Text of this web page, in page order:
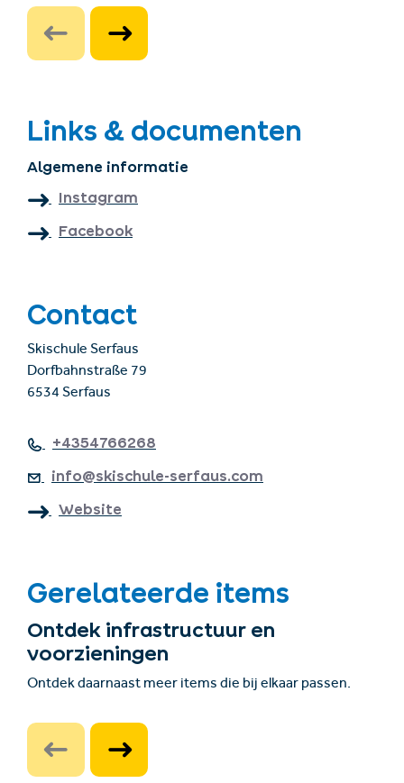
Links & documenten
Algemene informatie
Instagram
Facebook
Contact
Skischule Serfaus
Dorfbahnstraße 79
6534 Serfaus
+4354766268
info@skischule-serfaus.com
Website
Gerelateerde items
Ontdek infrastructuur en
voorzieningen
Ontdek daarnaast meer items die bij elkaar passen.